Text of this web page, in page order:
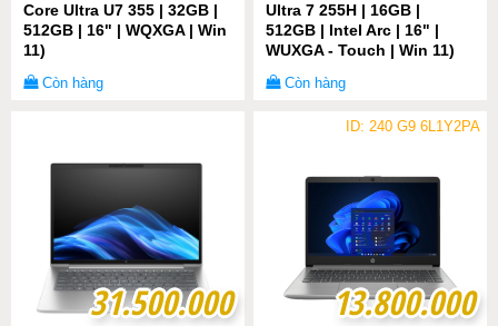
Core Ultra U7 355 | 32GB |
512GB | 16" | WQXGA | Win
11)
Còn hàng
Ultra 7 255H | 16GB |
512GB | Intel Arc | 16" |
WUXGA - Touch | Win 11)
Còn hàng
31.500.000
31.500.000
ID: 240 G9 6L1Y2PA
13.800.000
13.800.000